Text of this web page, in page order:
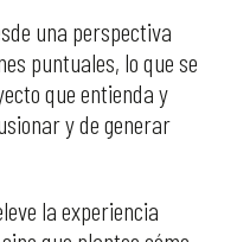
una perspectiva
puntuales, lo que se
que entienda y
y de generar
la experiencia